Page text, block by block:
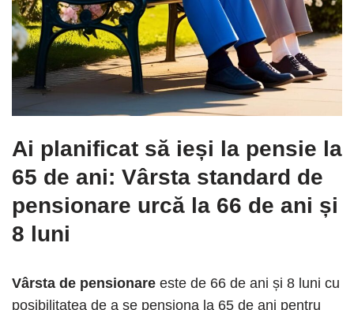
Ai planificat să ieși la pensie la
65 de ani: Vârsta standard de
pensionare urcă la 66 de ani și
8 luni
Vârsta de pensionare este de 66 de ani și 8 luni cu
posibilitatea de a se pensiona la 65 de ani pentru